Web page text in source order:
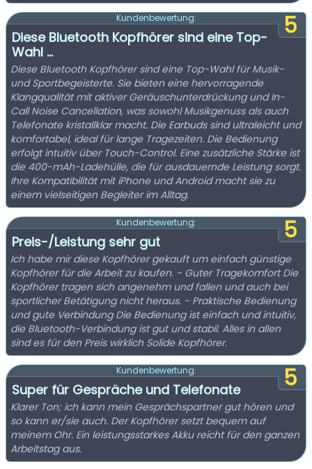
5
Kundenbewertung:
Diese Bluetooth Kopfhörer sind eine Top-
Wahl ...
Diese Bluetooth Kopfhörer sind eine Top-Wahl für Musik-
und Sportbegeisterte. Sie bieten eine hervorragende
Klangqualität mit aktiver Geräuschunterdrückung und In-
Call Noise Cancellation, was sowohl Musikgenuss als auch
Telefonate kristallklar macht. Die Earbuds sind ultraleicht und
komfortabel, ideal für lange Tragezeiten. Die Bedienung
erfolgt intuitiv über Touch-Control. Eine zusätzliche Stärke ist
die 400-mAh-Ladehülle, die für ausdauernde Leistung sorgt.
Ihre Kompatibilität mit iPhone und Android macht sie zu
einem vielseitigen Begleiter im Alltag.
5
Kundenbewertung:
Preis-/Leistung sehr gut
Ich habe mir diese Kopfhörer gekauft um einfach günstige
Kopfhörer für die Arbeit zu kaufen. - Guter Tragekomfort Die
Kopfhörer tragen sich angenehm und fallen und auch bei
sportlicher Betätigung nicht heraus. - Praktische Bedienung
und gute Verbindung Die Bedienung ist einfach und intuitiv,
die Bluetooth-Verbindung ist gut und stabil. Alles in allen
sind es für den Preis wirklich Solide Kopfhörer.
5
Kundenbewertung:
Super für Gespräche und Telefonate
Klarer Ton; ich kann mein Gesprächspartner gut hören und
so kann er/sie auch. Der Kopfhörer setzt bequem auf
meinem Ohr. Ein leistungsstarkes Akku reicht für den ganzen
Arbeitstag aus.